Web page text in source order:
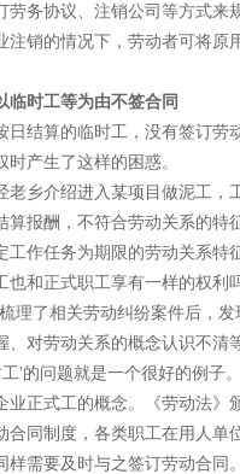
劳务协议、注销公司等方式来
注销的情况下，劳动者可将
临时工等为由不签合同
日结算的临时工，没有签订劳
时产生了这样的困惑。
老乡介绍进入某项目做泥工，
算报酬，不符合劳动关系的特
工作任务为期限的劳动关系特
也和正式职工享有一样的权利
理了相关劳动纠纷案件后，
、对劳动关系的概念认识不清
工’的问题就是一个很好的例子
业正式工的概念。《劳动法》
合同制度，各类职工在用人单
样需要及时与之签订劳动合同。